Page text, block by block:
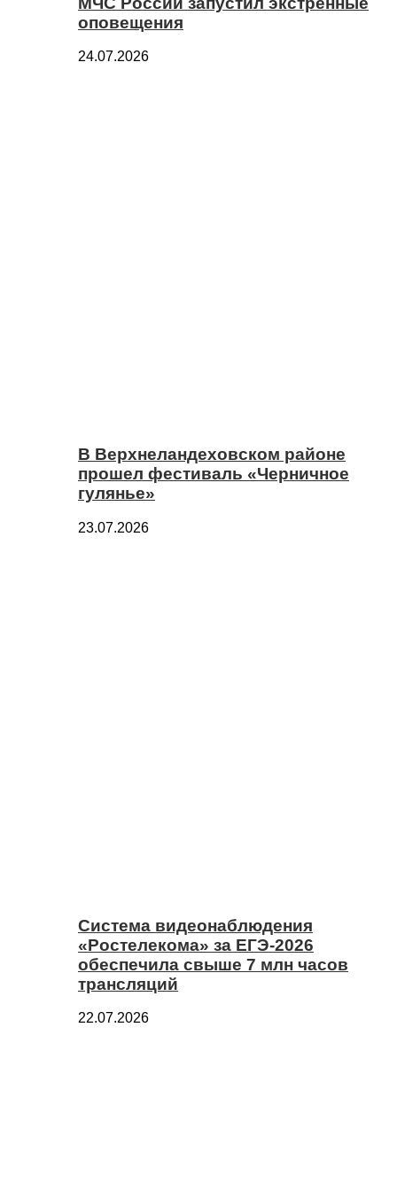
оповещения
24.07.2026
В Верхнеландеховском районе
прошел фестиваль «Черничное
гулянье»
23.07.2026
Система видеонаблюдения
«Ростелекома» за ЕГЭ-2026
обеспечила свыше 7 млн часов
трансляций
22.07.2026